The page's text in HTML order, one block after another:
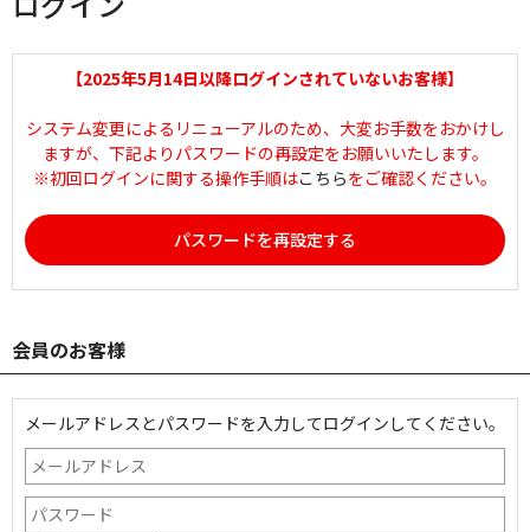
【2025年5月14日以降ログインされていないお客様】
システム変更によるリニューアルのため、大変お手数をおかけし
ますが、下記よりパスワードの再設定をお願いいたします。
※初回ログインに関する操作手順はこちらをご確認ください。
パスワードを再設定する
会員のお客様
メールアドレスとパスワードを入力してログインしてください。